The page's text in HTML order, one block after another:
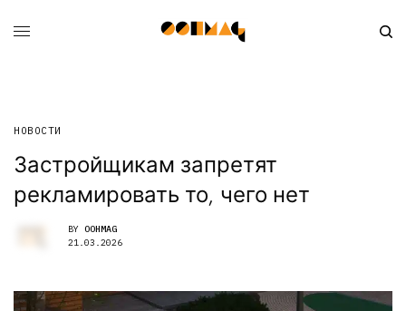
НОВОСТИ
Застройщикам запретят
рекламировать то, чего нет
BY OOHMAG
21.03.2026